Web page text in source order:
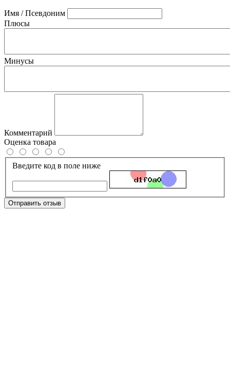
Имя / Псевдоним
Плюсы
Минусы
Комментарий
Оценка товара
Введите код в поле ниже
Отправить отзыв